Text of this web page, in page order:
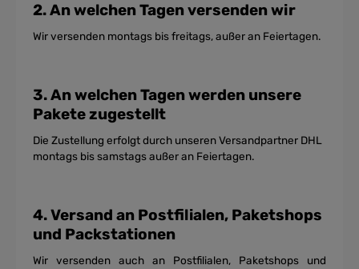
2. An welchen Tagen versenden wir
Wir versenden montags bis freitags, außer an Feiertagen.
3. An welchen Tagen werden unsere
Pakete zugestellt
Die Zustellung erfolgt durch unseren Versandpartner DHL
montags bis samstags außer an Feiertagen.
4. Versand an Postfilialen, Paketshops
und Packstationen
Wir versenden auch an Postfilialen, Paketshops und